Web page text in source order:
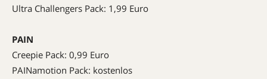
Ultra Challengers Pack: 1,99 Euro
PAIN
Creepie Pack: 0,99 Euro
PAINamotion Pack: kostenlos